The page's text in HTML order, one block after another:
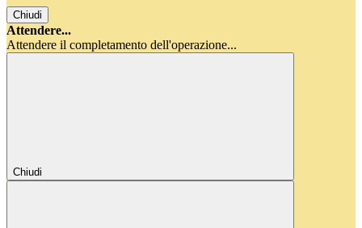
Chiudi
Attendere...
Attendere il completamento dell'operazione...
Chiudi